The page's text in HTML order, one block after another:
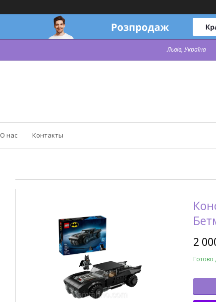
Львів, Україна
О нас Контакты
2
Готово